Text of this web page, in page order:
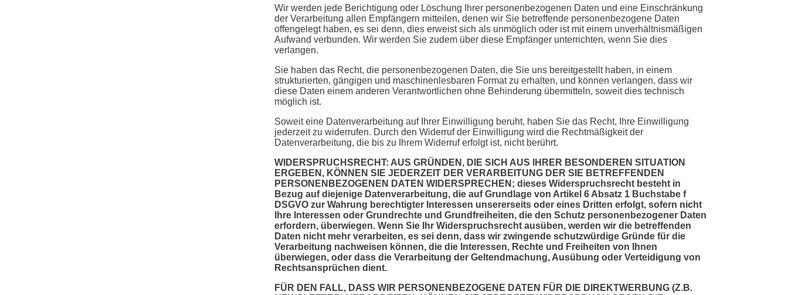
Wir werden jede Berichtigung oder Löschung Ihrer personenbezogenen Daten und eine Einschränkung
der Verarbeitung allen Empfängern mitteilen, denen wir Sie betreffende personenbezogene Daten
offengelegt haben, es sei denn, dies erweist sich als unmöglich oder ist mit einem unverhältnismäßigen
Aufwand verbunden. Wir werden Sie zudem über diese Empfänger unterrichten, wenn Sie dies
verlangen.
Sie haben das Recht, die personenbezogenen Daten, die Sie uns bereitgestellt haben, in einem
strukturierten, gängigen und maschinenlesbaren Format zu erhalten, und können verlangen, dass wir
diese Daten einem anderen Verantwortlichen ohne Behinderung übermitteln, soweit dies technisch
möglich ist.
Soweit eine Datenverarbeitung auf Ihrer Einwilligung beruht, haben Sie das Recht, Ihre Einwilligung
jederzeit zu widerrufen. Durch den Widerruf der Einwilligung wird die Rechtmäßigkeit der
Datenverarbeitung, die bis zu Ihrem Widerruf erfolgt ist, nicht berührt.
WIDERSPRUCHSRECHT: AUS GRÜNDEN, DIE SICH AUS IHRER BESONDEREN SITUATION
ERGEBEN, KÖNNEN SIE JEDERZEIT DER VERARBEITUNG DER SIE BETREFFENDEN
PERSONENBEZOGENEN DATEN WIDERSPRECHEN; dieses Widerspruchsrecht besteht in
Bezug auf diejenige Datenverarbeitung, die auf Grundlage von Artikel 6 Absatz 1 Buchstabe f
DSGVO zur Wahrung berechtigter Interessen unsererseits oder eines Dritten erfolgt, sofern nicht
Ihre Interessen oder Grundrechte und Grundfreiheiten, die den Schutz personenbezogener Daten
erfordern, überwiegen. Wenn Sie Ihr Widerspruchsrecht ausüben, werden wir die betreffenden
Daten nicht mehr verarbeiten, es sei denn, dass wir zwingende schutzwürdige Gründe für die
Verarbeitung nachweisen können, die die Interessen, Rechte und Freiheiten von Ihnen
überwiegen, oder dass die Verarbeitung der Geltendmachung, Ausübung oder Verteidigung von
Rechtsansprüchen dient.
FÜR DEN FALL, DASS WIR PERSONENBEZOGENE DATEN FÜR DIE DIREKTWERBUNG (Z.B.